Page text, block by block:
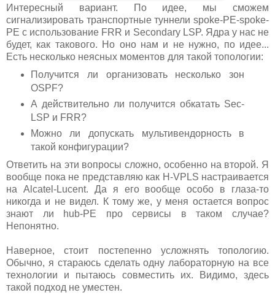
Интересный вариант. По идее, мы сможем
сигнализировать транспортные туннели spoke-PE-spoke-
PE с использование FRR и Secondary LSP. Ядра у нас не
будет, как такового. Но оно нам и не нужно, по идее...
Есть несколько неясных моментов для такой топологии:
Получится ли организовать несколько зон
OSPF?
А действительно ли получится обкатать Sec-
LSP и FRR?
Можно ли допускать мультивендорность в
такой конфигурации?
Ответить на эти вопросы сложно, особенно на второй. Я
вообще пока не представляю как H-VPLS настраивается
на Alcatel-Lucent. Да я его вообще особо в глаза-то
никогда и не видел. К тому же, у меня остается вопрос
знают ли hub-PE про сервисы в таком случае?
Непонятно.
Наверное, стоит постепенно усложнять топологию.
Обычно, я стараюсь сделать одну лабораторную на все
технологии и пытаюсь совместить их. Видимо, здесь
такой подход не уместен.